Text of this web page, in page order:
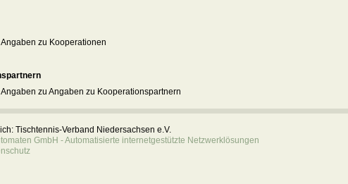
zu Kooperationen
zu Angaben zu Kooperationspartnern
Tischtennis-Verband Niedersachsen e.V.
GmbH - Automatisierte internetgestützte Netzwerklösungen